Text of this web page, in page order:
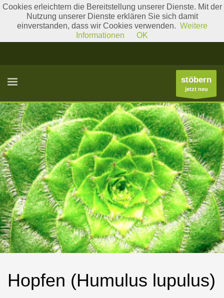
Literatur Gattungslisten
stöbern
jetzt neu
Hopfen (Humulus lupulus)
Cookies erleichtern die Bereitstellung unserer Dienste. Mit der
Nutzung unserer Dienste erklären Sie sich damit
einverstanden, dass wir Cookies verwenden. Weitere
Informationen
OK